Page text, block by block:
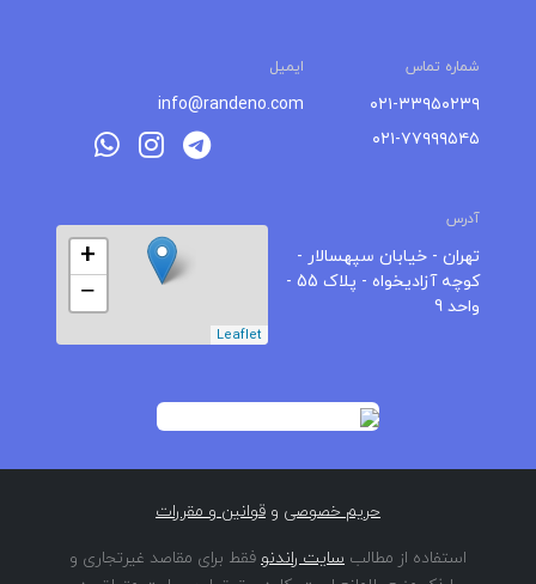
شماره تماس ایمیل
۰۲۱-۳۳۹۵۰۲۳۹
۰۲۱-۷۷۹۹۹۵۴۵
info@randeno.com
آدرس
تهران - خیابان سپهسالار -
کوچه آزادیخواه - پلاک 55 -
واحد 9
+
−
Leaflet
حریم خصوصی و قوانین و مقررات
استفاده از مطالب سایت راندنو فقط برای مقاصد غیرتجاری و